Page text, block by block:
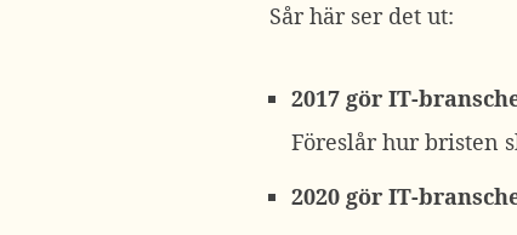
Sår här ser det ut:
2017 gör IT-
Föreslår hur bristen
2020 gör IT-